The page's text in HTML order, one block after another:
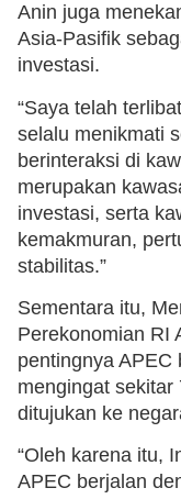
Anin juga
Asia-Pasifik
investasi.
“Saya telah
selalu menikmati
berinteraksi di
merupakan
investasi, serta
kemakmuran,
stabilitas.”
Sementara itu,
Perekonomian RI
pentingnya APEC
mengingat
ditujukan ke
“Oleh karena itu,
APEC berjalan